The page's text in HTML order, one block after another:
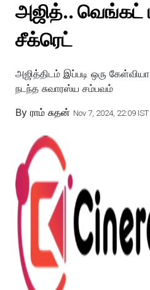
Photos
Story
அஜித்..
சீக்ரெட்
அஜித்திடம் இப்படி ஒரு
நடந்த சுவாரஸ்ய சம்பவம்
By ராம் சுதன் Nov 7, 2024, 22:09 IST